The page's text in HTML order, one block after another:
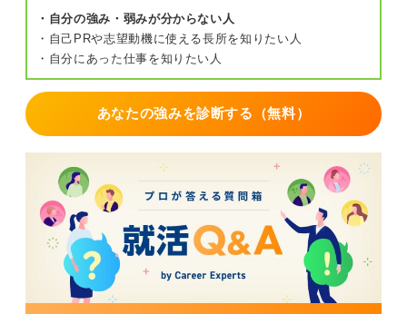
・自分の強み・弱みが分からない人
・自己PRや志望動機に使える長所を知りたい人
・自分にあった仕事を知りたい人
あなたの強みを診断する（無料）